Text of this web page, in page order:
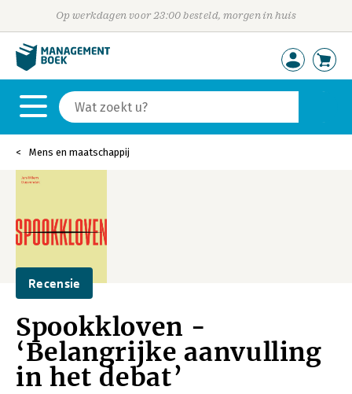
Op werkdagen voor 23:00 besteld, morgen in huis
Mens en maatschappij
Recensie
Spookkloven -
‘Belangrijke aanvulling
in het debat’